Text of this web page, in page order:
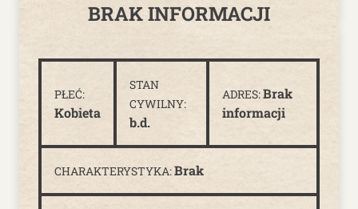
BRAK INFORMACJI
PŁEĆ:
Kobieta
STAN
CYWILNY:
b.d.
ADRES:Brak
informacji
CHARAKTERYSTYKA:Brak